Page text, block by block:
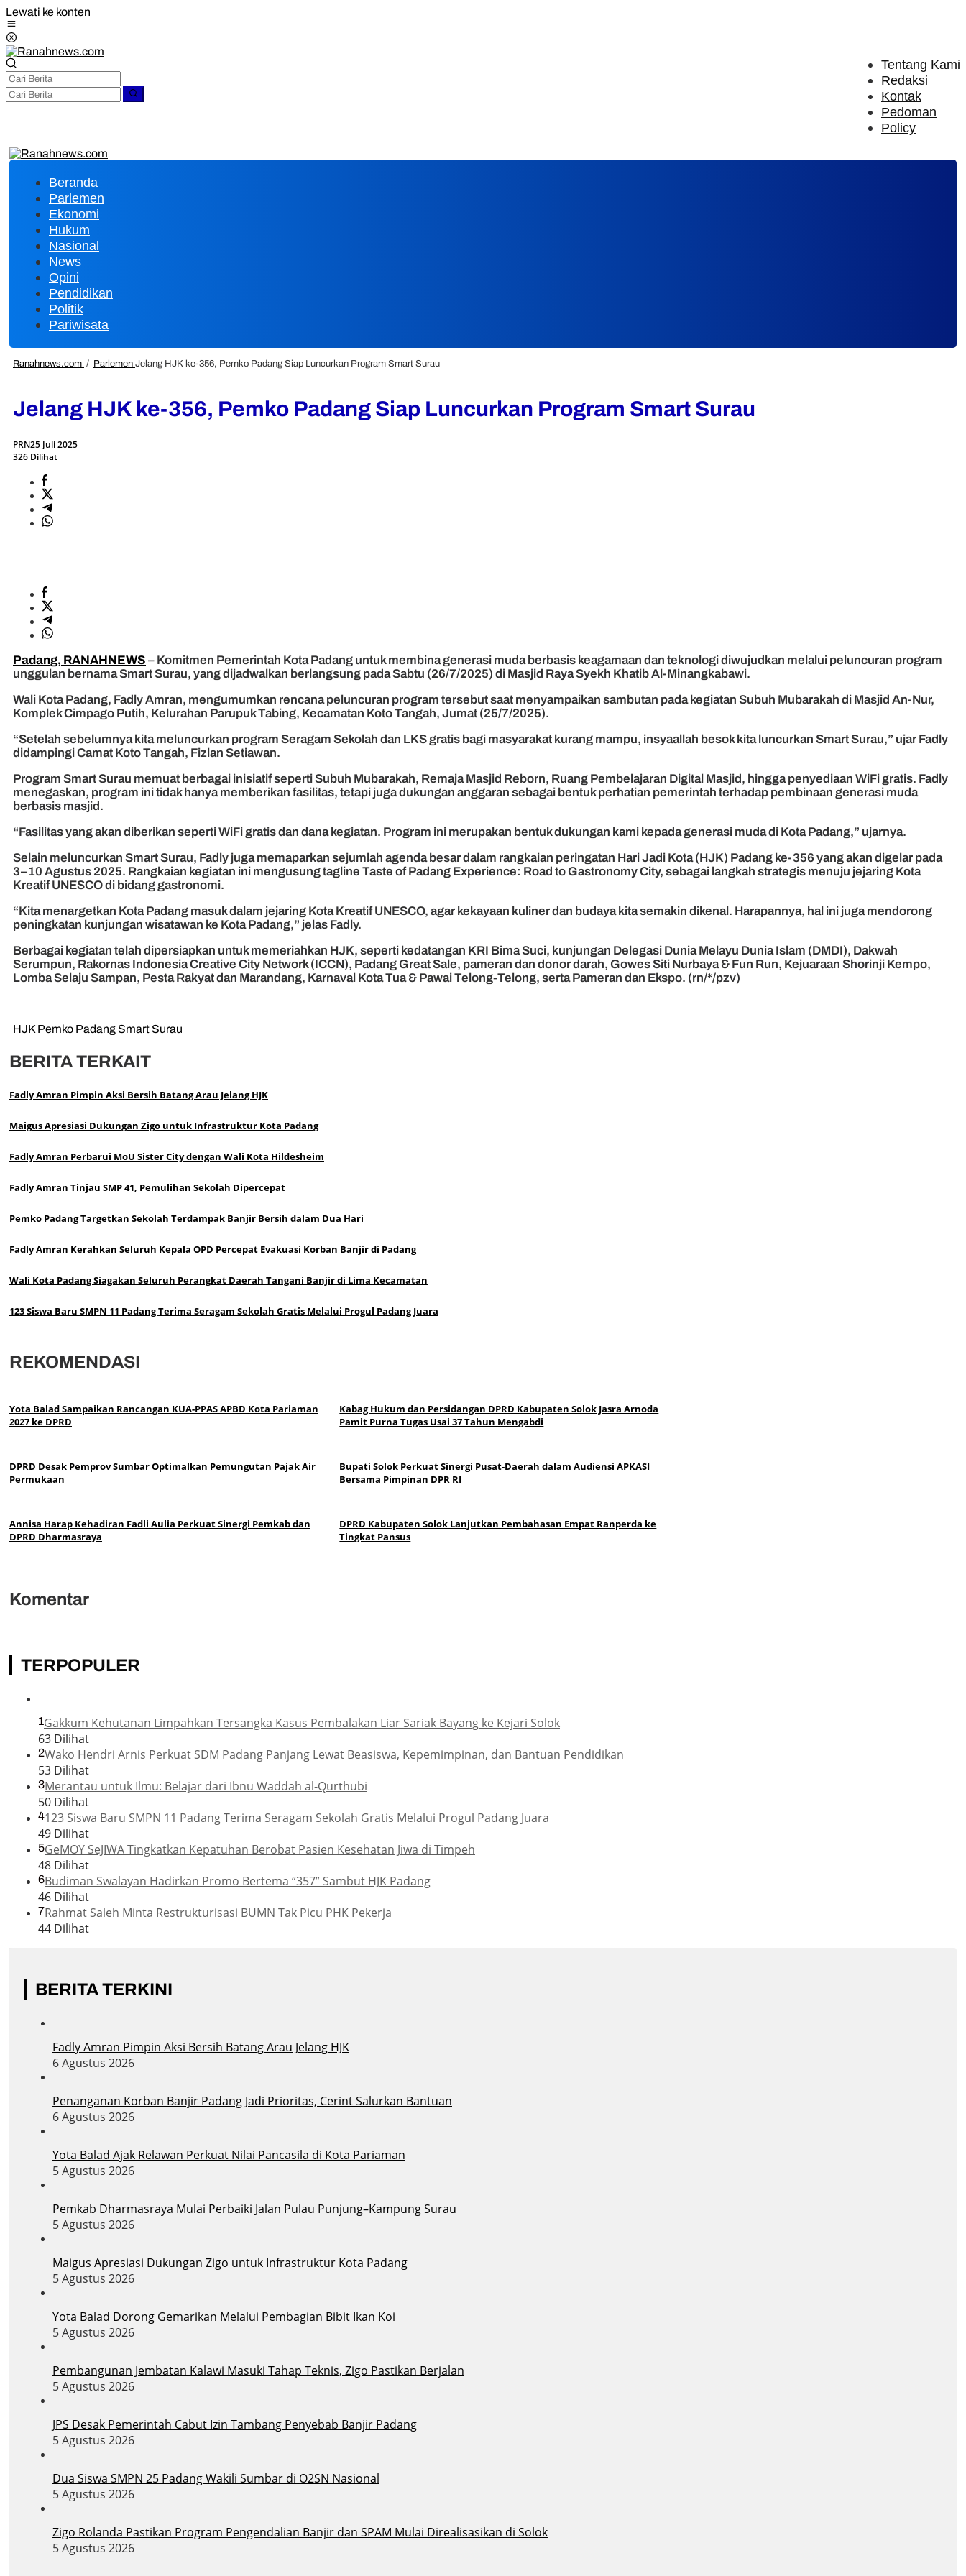
Lewati ke konten
Tentang Kami
Redaksi
Kontak
Pedoman
Policy
Beranda
Parlemen
Ekonomi
Hukum
Nasional
News
Opini
Pendidikan
Politik
Pariwisata
Ranahnews.com / Parlemen Jelang HJK ke-356, Pemko Padang Siap Luncurkan Program Smart Surau
Jelang HJK ke-356, Pemko Padang Siap Luncurkan Program Smart Surau
PRN25 Juli 2025
326 Dilihat
Padang, RANAHNEWS – Komitmen Pemerintah Kota Padang untuk membina generasi muda berbasis keagamaan dan teknologi diwujudkan melalui peluncuran program
unggulan bernama Smart Surau, yang dijadwalkan berlangsung pada Sabtu (26/7/2025) di Masjid Raya Syekh Khatib Al-Minangkabawi.
Wali Kota Padang, Fadly Amran, mengumumkan rencana peluncuran program tersebut saat menyampaikan sambutan pada kegiatan Subuh Mubarakah di Masjid An-Nur,
Komplek Cimpago Putih, Kelurahan Parupuk Tabing, Kecamatan Koto Tangah, Jumat (25/7/2025).
“Setelah sebelumnya kita meluncurkan program Seragam Sekolah dan LKS gratis bagi masyarakat kurang mampu, insyaallah besok kita luncurkan Smart Surau,” ujar Fadly
didampingi Camat Koto Tangah, Fizlan Setiawan.
Program Smart Surau memuat berbagai inisiatif seperti Subuh Mubarakah, Remaja Masjid Reborn, Ruang Pembelajaran Digital Masjid, hingga penyediaan WiFi gratis. Fadly
menegaskan, program ini tidak hanya memberikan fasilitas, tetapi juga dukungan anggaran sebagai bentuk perhatian pemerintah terhadap pembinaan generasi muda
berbasis masjid.
“Fasilitas yang akan diberikan seperti WiFi gratis dan dana kegiatan. Program ini merupakan bentuk dukungan kami kepada generasi muda di Kota Padang,” ujarnya.
Selain meluncurkan Smart Surau, Fadly juga memaparkan sejumlah agenda besar dalam rangkaian peringatan Hari Jadi Kota (HJK) Padang ke-356 yang akan digelar pada
3–10 Agustus 2025. Rangkaian kegiatan ini mengusung tagline Taste of Padang Experience: Road to Gastronomy City, sebagai langkah strategis menuju jejaring Kota
Kreatif UNESCO di bidang gastronomi.
“Kita menargetkan Kota Padang masuk dalam jejaring Kota Kreatif UNESCO, agar kekayaan kuliner dan budaya kita semakin dikenal. Harapannya, hal ini juga mendorong
peningkatan kunjungan wisatawan ke Kota Padang,” jelas Fadly.
Berbagai kegiatan telah dipersiapkan untuk memeriahkan HJK, seperti kedatangan KRI Bima Suci, kunjungan Delegasi Dunia Melayu Dunia Islam (DMDI), Dakwah
Serumpun, Rakornas Indonesia Creative City Network (ICCN), Padang Great Sale, pameran dan donor darah, Gowes Siti Nurbaya & Fun Run, Kejuaraan Shorinji Kempo,
Lomba Selaju Sampan, Pesta Rakyat dan Marandang, Karnaval Kota Tua & Pawai Telong-Telong, serta Pameran dan Ekspo. (rn/*/pzv)
HJK Pemko Padang Smart Surau
BERITA TERKAIT
Fadly Amran Pimpin Aksi Bersih Batang Arau Jelang HJK
Maigus Apresiasi Dukungan Zigo untuk Infrastruktur Kota Padang
Fadly Amran Perbarui MoU Sister City dengan Wali Kota Hildesheim
Fadly Amran Tinjau SMP 41, Pemulihan Sekolah Dipercepat
Pemko Padang Targetkan Sekolah Terdampak Banjir Bersih dalam Dua Hari
Fadly Amran Kerahkan Seluruh Kepala OPD Percepat Evakuasi Korban Banjir di Padang
Wali Kota Padang Siagakan Seluruh Perangkat Daerah Tangani Banjir di Lima Kecamatan
123 Siswa Baru SMPN 11 Padang Terima Seragam Sekolah Gratis Melalui Progul Padang Juara
REKOMENDASI
Yota Balad Sampaikan Rancangan KUA-PPAS APBD Kota Pariaman
2027 ke DPRD
Kabag Hukum dan Persidangan DPRD Kabupaten Solok Jasra Arnoda
Pamit Purna Tugas Usai 37 Tahun Mengabdi
DPRD Desak Pemprov Sumbar Optimalkan Pemungutan Pajak Air
Permukaan
Bupati Solok Perkuat Sinergi Pusat-Daerah dalam Audiensi APKASI
Bersama Pimpinan DPR RI
Annisa Harap Kehadiran Fadli Aulia Perkuat Sinergi Pemkab dan
DPRD Dharmasraya
DPRD Kabupaten Solok Lanjutkan Pembahasan Empat Ranperda ke
Tingkat Pansus
Komentar
TERPOPULER
1Gakkum Kehutanan Limpahkan Tersangka Kasus Pembalakan Liar Sariak Bayang ke Kejari Solok
63 Dilihat
2Wako Hendri Arnis Perkuat SDM Padang Panjang Lewat Beasiswa, Kepemimpinan, dan Bantuan Pendidikan
53 Dilihat
3Merantau untuk Ilmu: Belajar dari Ibnu Waddah al-Qurthubi
50 Dilihat
4123 Siswa Baru SMPN 11 Padang Terima Seragam Sekolah Gratis Melalui Progul Padang Juara
49 Dilihat
5GeMOY SeJIWA Tingkatkan Kepatuhan Berobat Pasien Kesehatan Jiwa di Timpeh
48 Dilihat
6Budiman Swalayan Hadirkan Promo Bertema “357” Sambut HJK Padang
46 Dilihat
7Rahmat Saleh Minta Restrukturisasi BUMN Tak Picu PHK Pekerja
44 Dilihat
BERITA TERKINI
Fadly Amran Pimpin Aksi Bersih Batang Arau Jelang HJK
6 Agustus 2026
Penanganan Korban Banjir Padang Jadi Prioritas, Cerint Salurkan Bantuan
6 Agustus 2026
Yota Balad Ajak Relawan Perkuat Nilai Pancasila di Kota Pariaman
5 Agustus 2026
Pemkab Dharmasraya Mulai Perbaiki Jalan Pulau Punjung–Kampung Surau
5 Agustus 2026
Maigus Apresiasi Dukungan Zigo untuk Infrastruktur Kota Padang
5 Agustus 2026
Yota Balad Dorong Gemarikan Melalui Pembagian Bibit Ikan Koi
5 Agustus 2026
Pembangunan Jembatan Kalawi Masuki Tahap Teknis, Zigo Pastikan Berjalan
5 Agustus 2026
JPS Desak Pemerintah Cabut Izin Tambang Penyebab Banjir Padang
5 Agustus 2026
Dua Siswa SMPN 25 Padang Wakili Sumbar di O2SN Nasional
5 Agustus 2026
Zigo Rolanda Pastikan Program Pengendalian Banjir dan SPAM Mulai Direalisasikan di Solok
5 Agustus 2026